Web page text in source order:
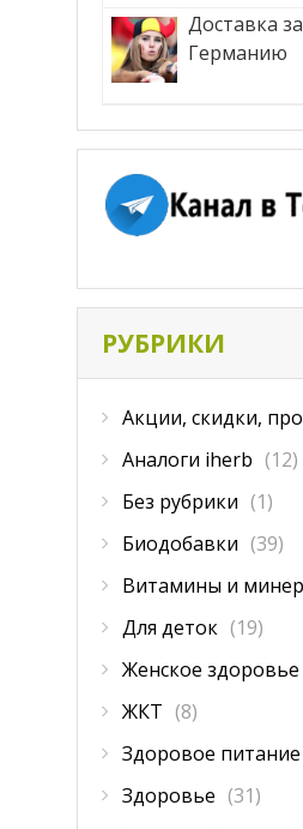
Доставка
Германию
РУБРИКИ
Акции, скидки,
Аналоги iherb (12)
Без рубрики (1)
Биодобавки (39)
Витамины и
Для деток (19)
Женское здоровье
ЖКТ (8)
Здоровое питание
Здоровье (31)